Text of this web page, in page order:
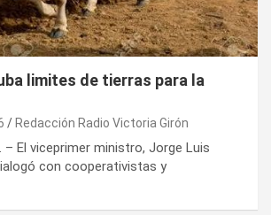
limites de tierras para la
Redacción Radio Victoria Girón
– El viceprimer ministro, Jorge Luis
con cooperativistas y